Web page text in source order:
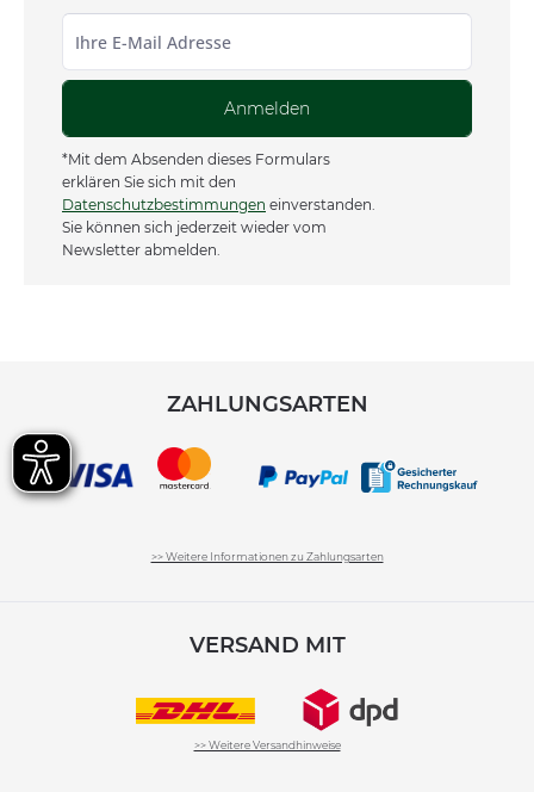
Anmelden
*Mit dem Absenden dieses Formulars
erklären Sie sich mit den
Datenschutzbestimmungen einverstanden.
Sie können sich jederzeit wieder vom
Newsletter abmelden.
ZAHLUNGSARTEN
>> Weitere Informationen zu Zahlungsarten
VERSAND MIT
>> Weitere Versandhinweise